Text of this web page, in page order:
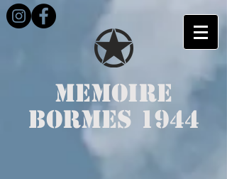
MEMOIRE
BORMES 1944